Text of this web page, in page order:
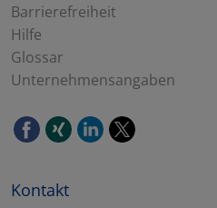
Barrierefreiheit
Hilfe
Glossar
Unternehmensangaben
Kontakt